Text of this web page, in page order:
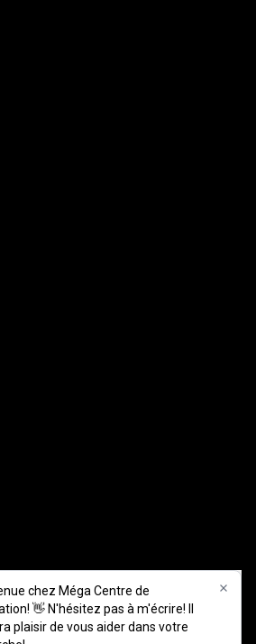
chez Méga Centre de
👋 N'hésitez pas à m'écrire! Il
plaisir de vous aider dans votre
chez Méga Centre de
👋 N'hésitez pas à m'écrire! Il
plaisir de vous aider dans votre